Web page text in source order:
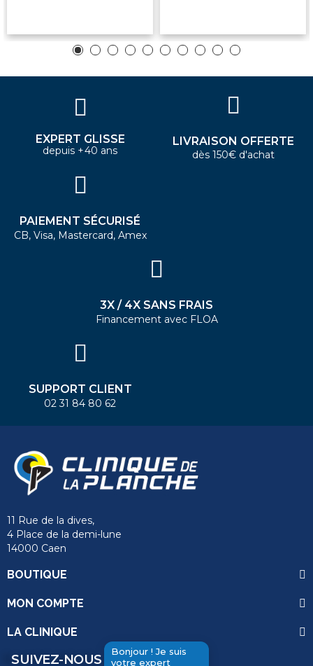
Bonjour ! Je suis
votre expert
EXPERT GLISSE
depuis +40 ans
LIVRAISON OFFERTE
dès 150€ d'achat
PAIEMENT SÉCURISÉ
CB, Visa, Mastercard, Amex
3X / 4X SANS FRAIS
Financement avec FLOA
SUPPORT CLIENT
02 31 84 80 62
11 Rue de la dives,
4 Place de la demi-lune
14000 Caen
BOUTIQUE
MON COMPTE
LA CLINIQUE
SUIVEZ-NOUS